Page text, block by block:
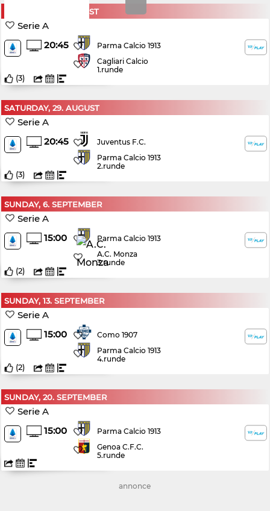
SATURDAY, 22. AUGUST
Serie A
20:45
Parma Calcio 1913
Cagliari Calcio
1.runde
(3)
SATURDAY, 29. AUGUST
Serie A
20:45
Juventus F.C.
Parma Calcio 1913
2.runde
(3)
SUNDAY, 6. SEPTEMBER
Serie A
15:00
Parma Calcio 1913
A.C. Monza
3.runde
(2)
SUNDAY, 13. SEPTEMBER
Serie A
15:00
Como 1907
Parma Calcio 1913
4.runde
(2)
SUNDAY, 20. SEPTEMBER
Serie A
15:00
Parma Calcio 1913
Genoa C.F.C.
5.runde
annonce